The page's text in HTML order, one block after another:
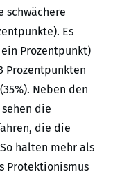
schwächere
Es
Prozentpunkt)
Prozentpunkten
Neben den
die
die die
halten mehr als
Protektionismus